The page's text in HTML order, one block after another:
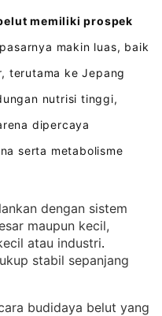
memiliki prospek
makin luas, baik
terutama ke Jepang
nutrisi tinggi,
dipercaya
serta metabolisme
dengan sistem
maupun kecil,
atau industri
stabil sepanjang
budidaya belut yang